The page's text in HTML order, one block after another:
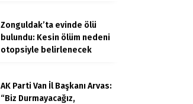
Zonguldak’ta evinde ölü
bulundu: Kesin ölüm nedeni
otopsiyle belirlenecek
AK Parti Van İl Başkanı Arvas:
“Biz Durmayacağız,